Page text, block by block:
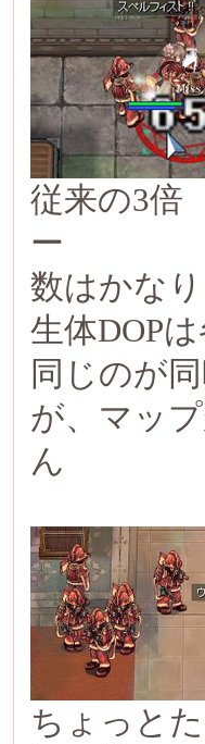
従来の3倍
ー
数はかな
生体DOP
同じのが
が、マッ
ん
ちょっと